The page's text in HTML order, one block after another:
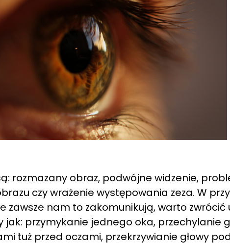
rozmazany obraz, podwójne widzenie,
czy wrażenie występowania zeza. W
zawsze nam to zakomunikują, warto zwrócić
przymykanie jednego oka, przechylanie
tuż przed oczami, przekrzywianie głowy